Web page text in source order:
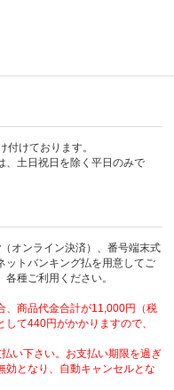
付けております。
、土日祝日を除く平日のみで
オンライン決済）、番号端末式
ットバンキング払を用意してご
種ご利用ください。
商品代金合計が11,000円（税
て440円がかかりますので、
払い下さい。お支払い期限を過ぎ
効となり、自動キャンセルとな